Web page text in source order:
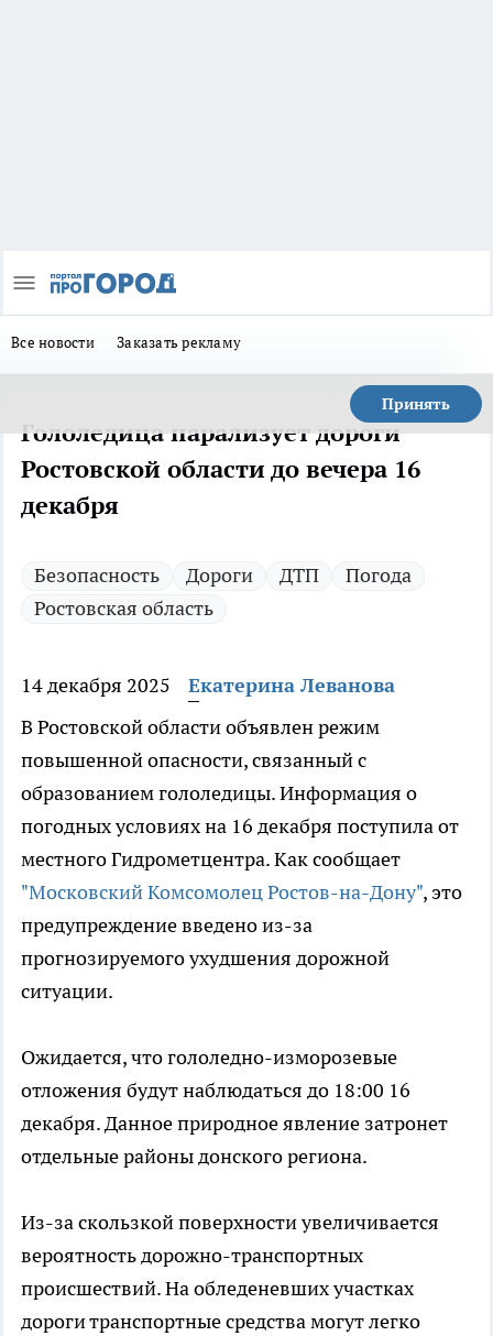
Все новости Заказать рекламу
Принять
Гололедица парализует дороги
Ростовской области до вечера 16
декабря
Безопасность Дороги ДТП
Погода
Ростовская область
14 декабря 2025
Екатерина Леванова
В Ростовской области объявлен режим
повышенной опасности, связанный с
образованием гололедицы. Информация о
погодных условиях на 16 декабря поступила от
местного Гидрометцентра. Как сообщает
"Московский Комсомолец Ростов-на-Дону", это
предупреждение введено из-за
прогнозируемого ухудшения дорожной
ситуации.
Ожидается, что гололедно-изморозевые
отложения будут наблюдаться до 18:00 16
декабря. Данное природное явление затронет
отдельные районы донского региона.
Из-за скользкой поверхности увеличивается
вероятность дорожно-транспортных
происшествий. На обледеневших участках
дороги транспортные средства могут легко